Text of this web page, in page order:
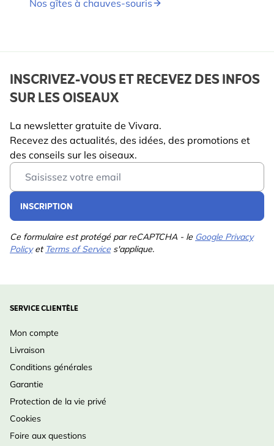
Nos gîtes à chauves-souris
INSCRIVEZ-VOUS ET RECEVEZ DES INFOS
SUR LES OISEAUX
La newsletter gratuite de Vivara.
Recevez des actualités, des idées, des promotions et
des conseils sur les oiseaux.
Email Address
INSCRIPTION
Ce formulaire est protégé par reCAPTCHA - le Google Privacy
Policyet Terms of Service s'applique.
SERVICE CLIENTÈLE
Mon compte
Livraison
Conditions générales
Garantie
Protection de la vie privé
Cookies
Foire aux questions